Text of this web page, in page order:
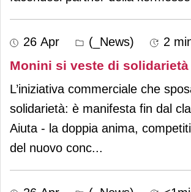
26 Apr (_News) 2
Monini si veste di solidarietà
L’iniziativa commerciale che
solidarietà: è manifesta fin dal
Aiuta - la doppia anima,
del nuovo conc...